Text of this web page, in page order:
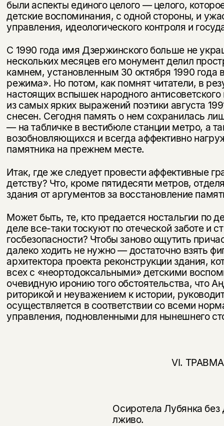
были аспекты единого целого — целого,
детские воспоминания, с одной сто­роны, и
управления, идеологического конт­роля и
С 1990 года имя Дзержинского больше не
нескольких месяцев его монумент делил
камнем, установленным 30 октября 1990 года
режима». Но потом, как помнят читатели, в
настоящих вспышек народного
из самых ярких выражений поэтики августа
снесен. Сегодня память о нем сохранилась
— на табличке в вестибюле станции метро, а
возобновляющихся и всегда аффективно
памятника на прежнем месте.
Итак, где же следует провести аффективные
детству? Что, кроме пятидесяти метров,
здания от аргументов за восстановление
Может быть, те, кто предается ностальгии по
деле все-таки тоскуют по отеческой заботе и
госбезопасности? Чтобы заново ощутить
далеко ходить не нужно — достаточно взять
архитектора проекта реконструкции здания,
всех с «неортодоксальными» детскими
очевидную иронию того обстоятельства, что
риторикой и неуважением к истории,
осуществляется в соответствии со всеми
управления, подновленными для нынешнего
VI. ТРАВМА
Осиротела Лубянка
лживо.